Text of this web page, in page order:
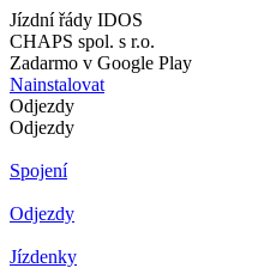
Jízdní řády IDOS
CHAPS spol. s r.o.
Zadarmo v Google Play
Nainstalovat
Odjezdy
Odjezdy
Spojení
Odjezdy
Jízdenky